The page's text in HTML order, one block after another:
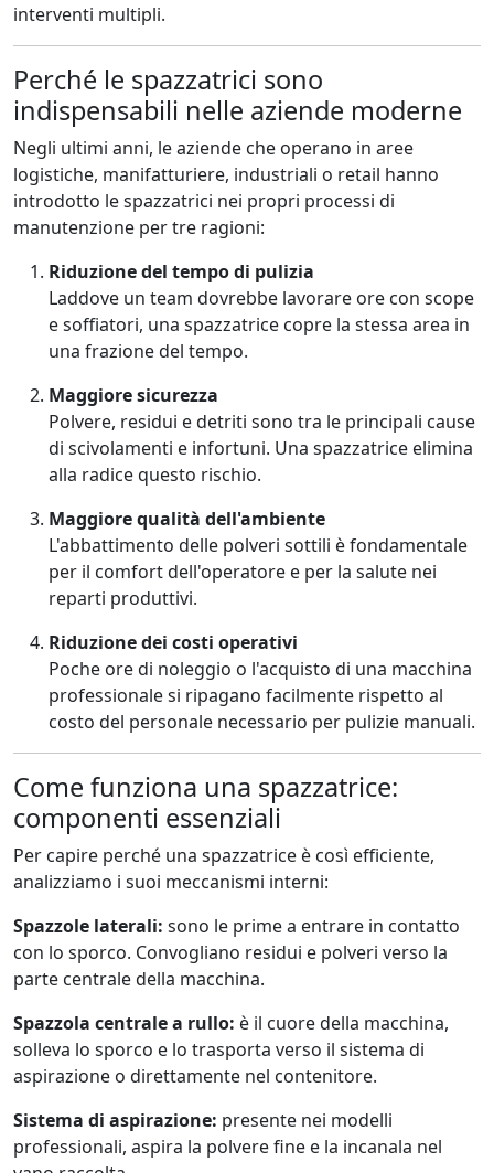
interventi multipli.
Perché le spazzatrici sono
indispensabili nelle aziende moderne
Negli ultimi anni, le aziende che operano in aree
logistiche, manifatturiere, industriali o retail hanno
introdotto le spazzatrici nei propri processi di
manutenzione per tre ragioni:
Riduzione del tempo di pulizia
Laddove un team dovrebbe lavorare ore con scope
e soffiatori, una spazzatrice copre la stessa area in
una frazione del tempo.
Maggiore sicurezza
Polvere, residui e detriti sono tra le principali cause
di scivolamenti e infortuni. Una spazzatrice elimina
alla radice questo rischio.
Maggiore qualità dell'ambiente
L'abbattimento delle polveri sottili è fondamentale
per il comfort dell'operatore e per la salute nei
reparti produttivi.
Riduzione dei costi operativi
Poche ore di noleggio o l'acquisto di una macchina
professionale si ripagano facilmente rispetto al
costo del personale necessario per pulizie manuali.
Come funziona una spazzatrice:
componenti essenziali
Per capire perché una spazzatrice è così efficiente,
analizziamo i suoi meccanismi interni:
Spazzole laterali: sono le prime a entrare in contatto
con lo sporco. Convogliano residui e polveri verso la
parte centrale della macchina.
Spazzola centrale a rullo: è il cuore della macchina,
solleva lo sporco e lo trasporta verso il sistema di
aspirazione o direttamente nel contenitore.
Sistema di aspirazione: presente nei modelli
professionali, aspira la polvere fine e la incanala nel